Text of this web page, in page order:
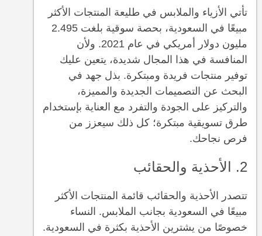
تأتي الأزياء والملابس في طليعة المنتجات الأكثر
مبيعًا في السعودية، بحصة سوقية بلغت 2.495
مليون دولار أمريكي في عام 2021. ولأن
المنافسة في هذا المجال شديدة، يتعين عليك
توفير منتجات فريدة ومبتكرة. بذل جهد في
البحث عن التصميمات الجديدة والمميزة،
والتركيز على الجودة والتفرد مع العناية بإستخدام
طرق تسويقية مبتكرة؛ كل ذلك سيعزز من
فرص نجاحك.
2. الأحذية والحقائب
تتصدر الأحذية والحقائب قائمة المنتجات الأكثر
مبيعًا في السعودية بجانب الملابس. النساء
خصوصًا من يشترين الأحذية بكثرة في السعودية.